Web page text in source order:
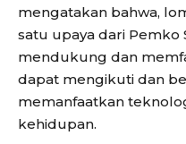
mengatakan bahwa,
satu upaya dari Pemko
mendukung dan
dapat mengikuti dan
memanfaatkan
kehidupan.